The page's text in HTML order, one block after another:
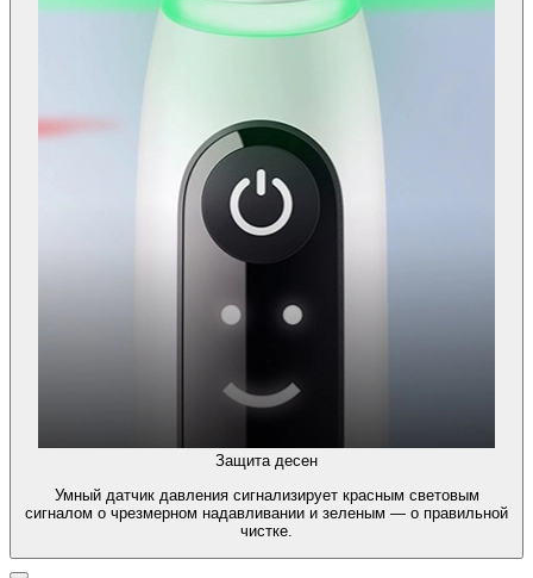
Защита десен
Умный датчик давления сигнализирует красным световым
сигналом о чрезмерном надавливании и зеленым — о правильной
чистке.